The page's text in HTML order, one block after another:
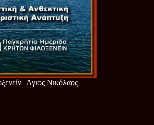
| Άγιος Νικόλαος